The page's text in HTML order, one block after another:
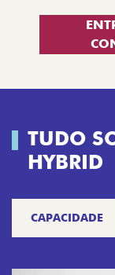
TUDO
HYBRID
CAPACIDADE